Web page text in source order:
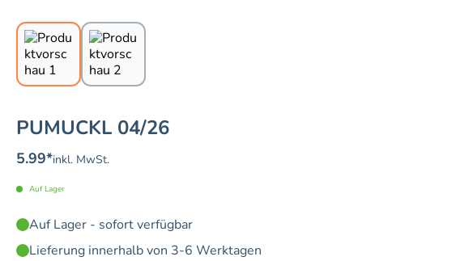
PUMUCKL 04/26
5.99*inkl. MwSt.
Auf Lager
Auf Lager - sofort verfügbar
Lieferung innerhalb von 3-6 Werktagen